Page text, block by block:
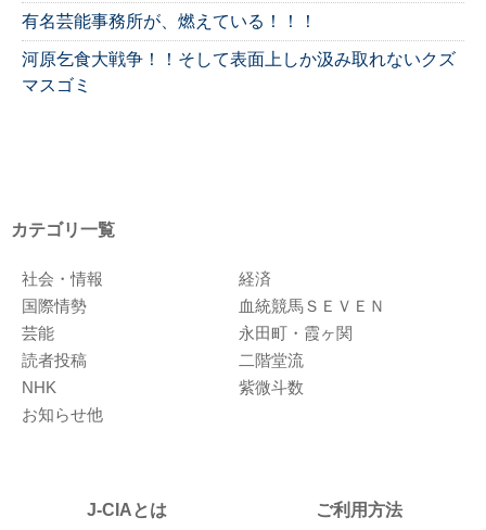
有名芸能事務所が、燃えている！！！
河原乞食大戦争！！そして表面上しか汲み取れないクズ
マスゴミ
カテゴリ一覧
社会・情報
経済
国際情勢
血統競馬ＳＥＶＥＮ
芸能
永田町・霞ヶ関
読者投稿
二階堂流
NHK
紫微斗数
お知らせ他
J-CIAとは ご利用方法